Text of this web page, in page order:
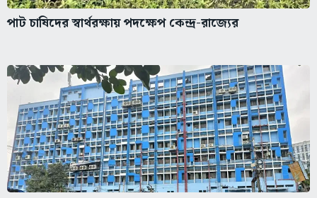
পাট চাষিদের স্বার্থরক্ষায় পদক্ষেপ কেন্দ্র-রাজ্যের